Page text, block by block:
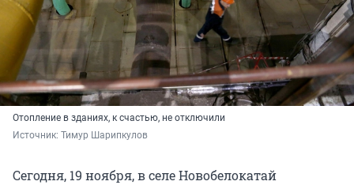
Отопление в зданиях, к счастью, не отключили
Источник: Тимур Шарипкулов
Сегодня, 19 ноября, в селе Новобелокатай